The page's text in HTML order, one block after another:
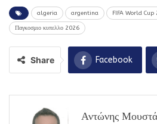
algeria argentina FIFA World Cup
Παγκοσμιο κυπελλο 2026
Share Facebook
Αντώνης